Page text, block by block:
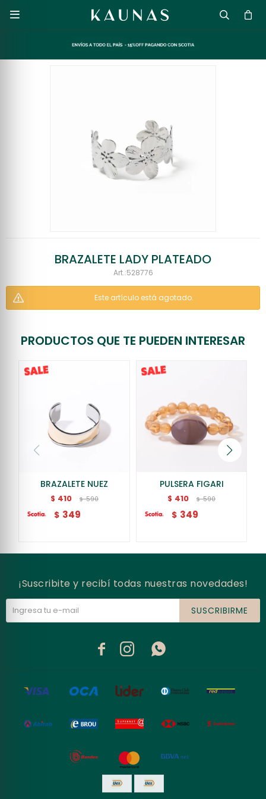

BRAZALETE LADY PLATEADO
528776
Este artículo está agotado.
PRODUCTOS QUE TE PUEDEN INTERESAR
BRAZALETE NUEZ
$ 410 $ 590
$ 349
PULSERA FIGARI
$ 410 $ 590
$ 349
¡Suscribite y recibí todas nuestras novedades!
SUSCRIBIRME
  